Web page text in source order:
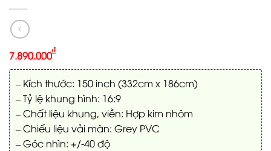
7.890.000₫
– Kích thước: 150 inch (332cm x 186cm)
– Tỷ lệ khung hình: 16:9
– Chất liệu khung, viền: Hợp kim nhôm
– Chiếu liệu vải màn: Grey PVC
– Góc nhìn: +/-40 độ